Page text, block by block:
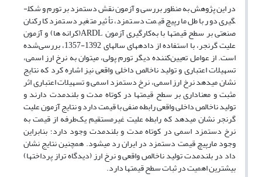
در این پژوهش به منظور بررسی و آزمون نقش دستمزد بر تورم و شکل­
گیری دور باطل مارپیچ قیمت دستمزد، تأثیر متغیر دستمزد کارکنان
صنعتی بر سطح قیمت­ها با به‌کارگیری آزمونARDL(کرانه­ ها) و آزمون
علیت گرنجر، با استفاده از داده­های سال­های 1392-1357، بررسی‌شده
است. از عوامل تعیین‌کننده دیگر تورم پولی، می­توان به نرخ ارز اسمی،
تسهیلات اعتباری و تولید ناخالص داخلی واقعی نیز اشاره کرد که نتایج
نشان می­دهد نرخ ارز اسمی، نرخ دستمزد اسمی و تسهیلات اعتباری اثر
مثبت و معناداری بر سطح قیمت­ها در کوتاه مدت و بلندمدت دارند و
تولید ناخالص داخلی واقعی رابطه منفی با قیمت دارد و نتایج آزمون علیت
گرنجر نشان می­دهد که رابطه علیت غیرمستقیم یک‌طرفه از قیمت به
نرخ دستمزد اسمی در کوتاه مدت و بلندمدت وجود دارد؛ بنابراین
وجود مارپیچ قیمت دستمزد در ایران رد می­شود. همچنین نتایج نشان
داد در بلندمدت تولید ناخالص واقعی و نرخ ارز (دیدگاه تراز پرداخت­ها)
بیشترین اهمیت در ثبات سطح قیمت­ها دارد.